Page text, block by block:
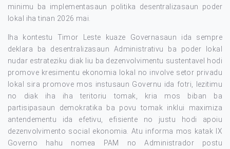
minimu ba implementasaun politika desentralizasaun poder
lokal iha tinan 2026 mai.
Iha kontestu Timor Leste kuaze Governasaun ida sempre
deklara ba desentralizasaun Administrativu ba poder lokal
nudar estrateziku diak liu ba dezenvolvimentu sustentavel hodi
promove kresimentu ekonomia lokal no involve setor privadu
lokal sira promove mos instusaun Governu ida fotri, lezitimu
no diak iha iha teritoriu tomak, kria mos biban ba
partisipasaun demokratika ba povu tomak inklui maximiza
antendementu ida efetivu, efisiente no justu hodi apoiu
dezenvolvimento social ekonomia. Atu informa mos katak IX
Governo hahu nomea PAM no Administrador postu